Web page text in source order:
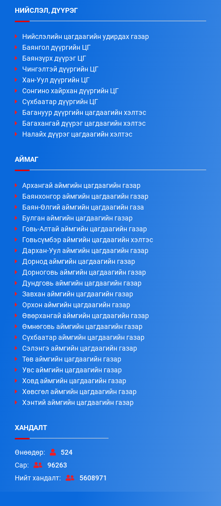
НИЙСЛЭЛ, ДҮҮРЭГ
Нийслэлийн цагдаагийн удирдах газар
Баянгол дүүргийн ЦГ
Баянзүрх дүүрэг ЦГ
Чингэлтэй дүүргийн ЦГ
Хан-Уул дүүргийн ЦГ
Сонгино хайрхан дүүргийн ЦГ
Сүхбаатар дүүргийн ЦГ
Багануур дүүргийн цагдаагийн хэлтэс
Багахангай дүүрэг цагдаагийн хэлтэс
Налайх дүүрэг цагдаагийн хэлтэс
АЙМАГ
Архангай аймгийн цагдаагийн газар
Баянхонгор аймгийн цагдаагийн газар
Баян-Өлгий аймгийн цагдаагийн газа
Булган аймгийн цагдаагийн газар
Говь-Алтай аймгийн цагдаагийн газар
Говьсүмбэр аймгийн цагдаагийн хэлтэс
Дархан-Уул аймгийн цагдаагийн газар
Дорнод аймгийн цагдаагийн газар
Дорноговь аймгийн цагдаагийн газар
Дундговь аймгийн цагдаагийн газар
Завхан аймгийн цагдаагийн газар
Орхон аймгийн цагдаагийн газар
Өвөрхангай аймгийн цагдаагийн газар
Өмнөговь аймгийн цагдаагийн газар
Сүхбаатар аймгийн цагдаагийн газар
Сэлэнгэ аймгийн цагдаагийн газар
Төв аймгийн цагдаагийн газар
Увс аймгийн цагдаагийн газар
Ховд аймгийн цагдаагийн газар
Хөвсгөл аймгийн цагдаагийн газар
Хэнтий аймгийн цагдаагийн газар
ХАНДАЛТ
Өнөөдөр:
524
Сар:
96263
Нийт хандалт:
5608971